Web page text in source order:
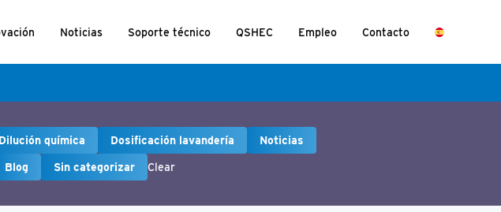
Noticias Soporte técnico QSHEC Empleo Contacto
Dilución química Dosificación lavandería Noticias
Blog Sin categorizar Clear